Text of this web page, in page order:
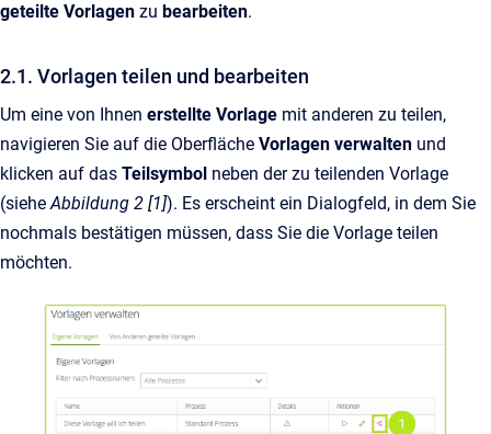
geteilte Vorlagen zu bearbeiten.
2.1. Vorlagen teilen und bearbeiten
Um eine von Ihnen erstellte Vorlage mit anderen zu teilen,
navigieren Sie auf die Oberfläche Vorlagen verwalten und
klicken auf das Teilsymbol neben der zu teilenden Vorlage
(sieheAbbildung 2 [1]). Es erscheint ein Dialogfeld, in dem Sie
nochmals bestätigen müssen, dass Sie die Vorlage teilen
möchten.